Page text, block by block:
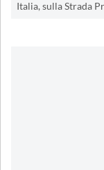
Italia, sulla Strada